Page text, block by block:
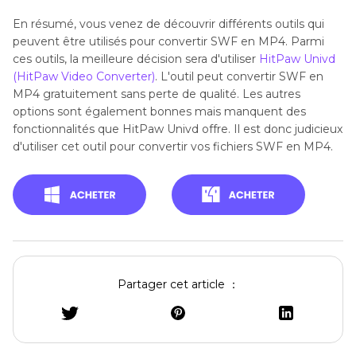
En résumé, vous venez de découvrir différents outils qui
peuvent être utilisés pour convertir SWF en MP4. Parmi
ces outils, la meilleure décision sera d'utiliser HitPaw Univd
(HitPaw Video Converter). L'outil peut convertir SWF en
MP4 gratuitement sans perte de qualité. Les autres
options sont également bonnes mais manquent des
fonctionnalités que HitPaw Univd offre. Il est donc judicieux
d'utiliser cet outil pour convertir vos fichiers SWF en MP4.
Partager cet article ：